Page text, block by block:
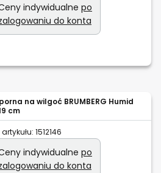
indywidualne po
do konta
na wilgoć BRUMBERG Humid
cm
artykułu: 1512146
indywidualne po
do konta